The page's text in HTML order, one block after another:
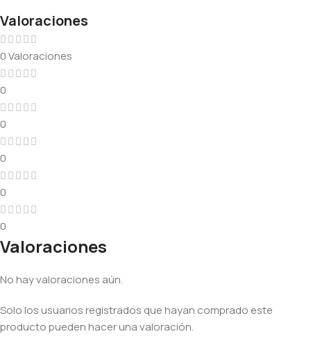
Valoraciones
0 Valoraciones
0
0
0
0
0
Valoraciones
No hay valoraciones aún.
Solo los usuarios registrados que hayan comprado este
producto pueden hacer una valoración.